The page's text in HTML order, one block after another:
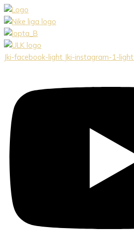
Preskočiť
na
obsah
Jki-facebook-light Jki-instagram-1-light